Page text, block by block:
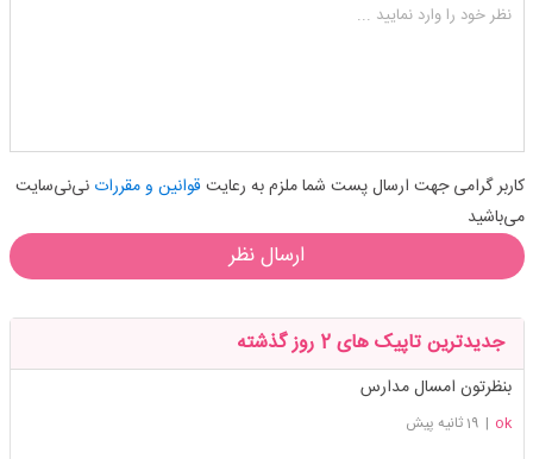
نظر خود را وارد نمایید ...
کاربر گرامی جهت ارسال پست شما ملزم به رعایت قوانین و مقرراتنی‌نی‌سایت
می‌باشید
ارسال نظر
جدیدترین تاپیک های 2 روز گذشته
بنظرتون امسال مدارس
ok
| 19 ثانیه پیش